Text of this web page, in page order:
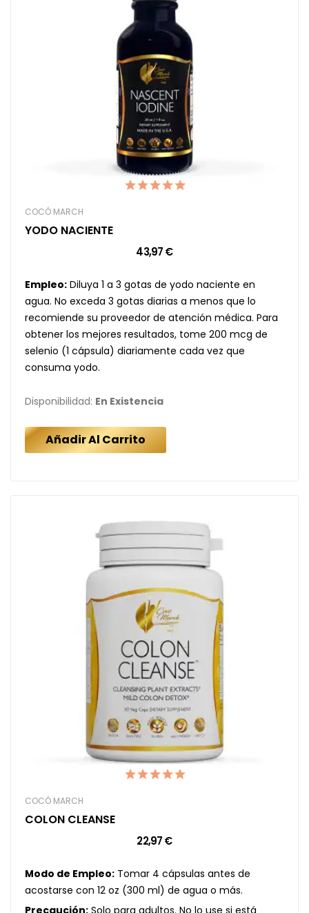
COCÓ MARCH
YODO NACIENTE
43,97 €
Empleo: Diluya 1 a 3 gotas de yodo naciente en
agua. No exceda 3 gotas diarias a menos que lo
recomiende su proveedor de atención médica. Para
obtener los mejores resultados, tome 200 mcg de
selenio (1 cápsula) diariamente cada vez que
consuma yodo.
Disponibilidad: En Existencia
Añadir Al Carrito
COCÓ MARCH
COLON CLEANSE
22,97 €
Modo de Empleo: Tomar 4 cápsulas antes de
acostarse con 12 oz (300 ml) de agua o más.
Precaución: Solo para adultos. No lo use si está